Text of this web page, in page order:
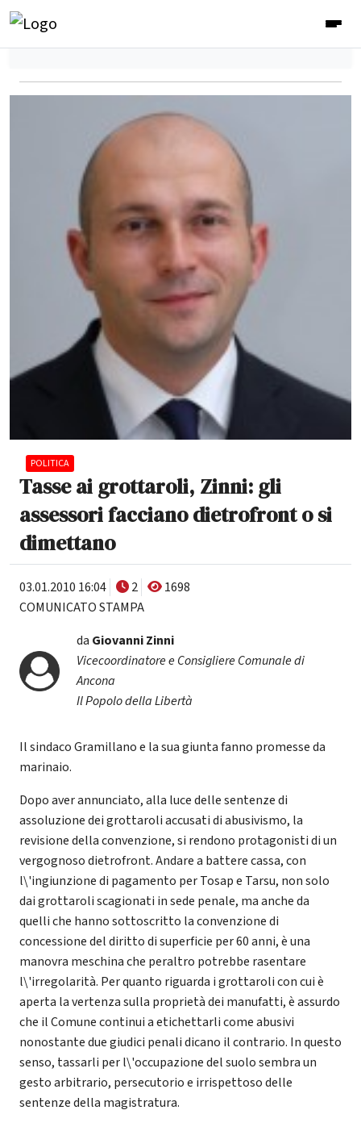
POLITICA
Tasse ai grottaroli, Zinni: gli
assessori facciano dietrofront o si
dimettano
03.01.2010 16:04 2
1698
COMUNICATO STAMPA
da Giovanni Zinni
Vicecoordinatore e Consigliere Comunale di
Ancona
Il Popolo della Libertà
Il sindaco Gramillano e la sua giunta fanno promesse da
marinaio.
Dopo aver annunciato, alla luce delle sentenze di
assoluzione dei grottaroli accusati di abusivismo, la
revisione della convenzione, si rendono protagonisti di un
vergognoso dietrofront. Andare a battere cassa, con
l\'ingiunzione di pagamento per Tosap e Tarsu, non solo
dai grottaroli scagionati in sede penale, ma anche da
quelli che hanno sottoscritto la convenzione di
concessione del diritto di superficie per 60 anni, è una
manovra meschina che peraltro potrebbe rasentare
l\'irregolarità. Per quanto riguarda i grottaroli con cui è
aperta la vertenza sulla proprietà dei manufatti, è assurdo
che il Comune continui a etichettarli come abusivi
nonostante due giudici penali dicano il contrario. In questo
senso, tassarli per l\'occupazione del suolo sembra un
gesto arbitrario, persecutorio e irrispettoso delle
sentenze della magistratura.